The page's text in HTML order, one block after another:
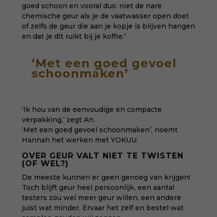
goed schoon en vooral dus: niet de nare
chemische geur als je de vaatwasser open doet
of zelfs de geur die aan je kopje is blijven hangen
en dat je dit ruikt bij je koffie.’
‘Met een goed gevoel
schoonmaken’
‘Ik hou van de eenvoudige en compacte
verpakking,’ zegt An.
‘Met een goed gevoel schoonmaken’, noemt
Hannah het werken met YOKUU.
OVER GEUR VALT NIET TE TWISTEN
(OF WEL?)
De meeste kunnen er geen genoeg van krijgen!
Toch blijft geur heel persoonlijk, een aantal
testers zou wel meer geur willen, een andere
juist wat minder. Ervaar het zelf en bestel wat